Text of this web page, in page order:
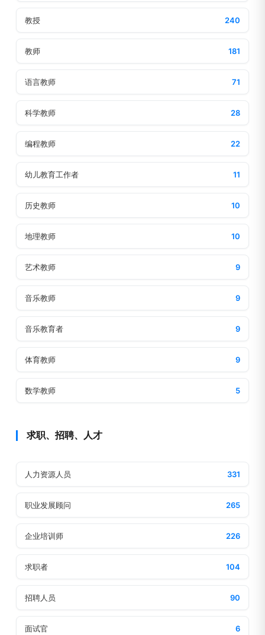
教授 240
教师 181
语言教师 71
科学教师 28
编程教师 22
幼儿教育工作者 11
历史教师 10
地理教师 10
艺术教师 9
音乐教师 9
音乐教育者 9
体育教师 9
数学教师 5
求职、招聘、人才
人力资源人员 331
职业发展顾问 265
企业培训师 226
求职者 104
招聘人员 90
面试官 6